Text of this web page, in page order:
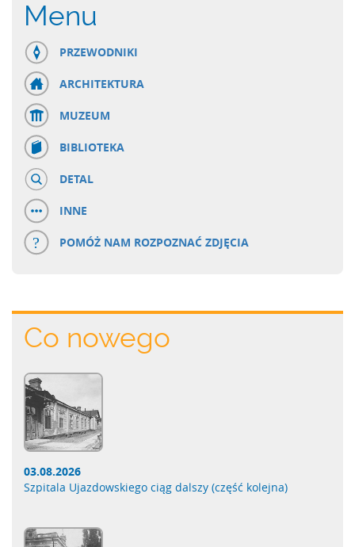
Menu
PRZEWODNIKI
ARCHITEKTURA
MUZEUM
BIBLIOTEKA
DETAL
INNE
POMÓŻ NAM ROZPOZNAĆ ZDJĘCIA
Co nowego
03.08.2026
Szpitala Ujazdowskiego ciąg dalszy (część kolejna)